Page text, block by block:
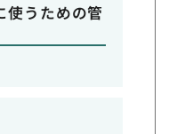
使うための管